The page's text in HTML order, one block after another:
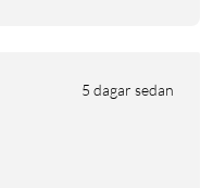
5 dagar sedan